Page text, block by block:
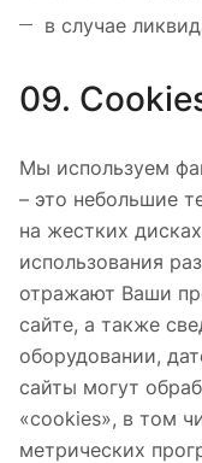
в случае
09.
Мы используем
– это небольшие
на жестких
использования
отражают Ваши
сайте, а также
оборудовании,
сайты могут
«cookies», в том
метрических